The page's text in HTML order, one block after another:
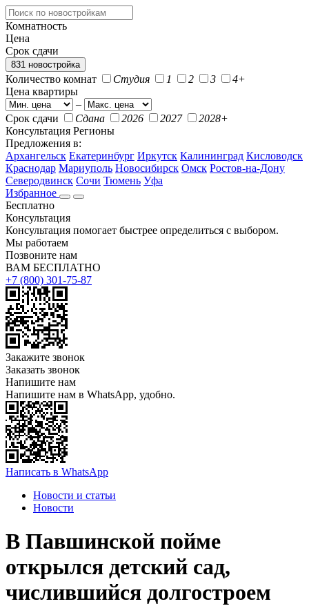
Комнатность
Цена
Срок сдачи
831 новостройка
Количество комнат Студия 1 2 3
4+
Цена квартиры
–
Срок сдачи
Сдана 2026 2027
2028+
Консультация Регионы
Предложения в:
Архангельск Екатеринбург Иркутск Калининград Кисловодск
Краснодар Мариуполь Новосибирск Омск Ростов-на-Дону
Северодвинск Сочи Тюмень Уфа
Избранное
Бесплатно
Консультация
Консультация помогает быстрее определиться с выбором.
Мы работаем
Позвоните нам
ВАМ БЕСПЛАТНО
+7 (800) 301-75-87
Закажите звонок
Заказать звонок
Напишите нам
Напишите нам в WhatsApp, удобно.
Написать в WhatsApp
Новости и статьи
Новости
В Павшинской пойме
открылся детский сад,
числившийся долгостроем